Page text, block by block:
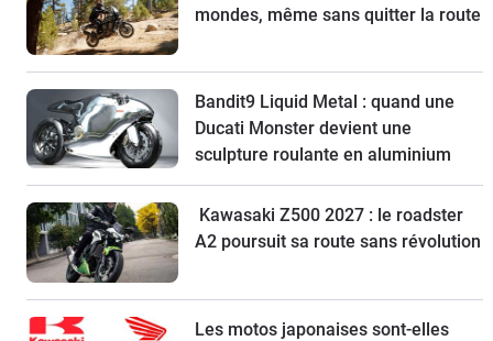
mondes, même sans quitter la route
Bandit9 Liquid Metal : quand une
Ducati Monster devient une
sculpture roulante en aluminium
Kawasaki Z500 2027 : le roadster
A2 poursuit sa route sans révolution
Les motos japonaises sont-elles